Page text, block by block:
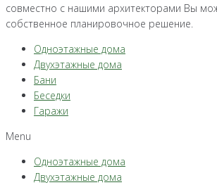
совместно с нашими архитекторами Вы
собственное планировочное решение.
Одноэтажные дома
Двухэтажные дома
Бани
Беседки
Гаражи
Menu
Одноэтажные дома
Двухэтажные дома